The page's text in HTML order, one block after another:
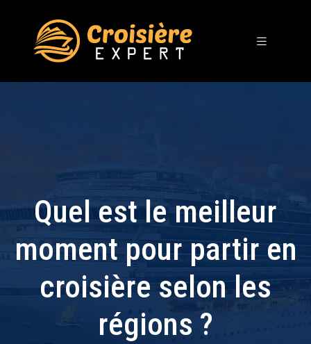
Quel est le meilleur
moment pour partir en
croisière selon les
régions ?